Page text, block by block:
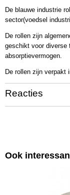
De blauwe industrie
sector(voedsel
De rollen zijn
geschikt voor diverse
absorptievermogen.
De rollen zijn verpakt
Reacties
Ook